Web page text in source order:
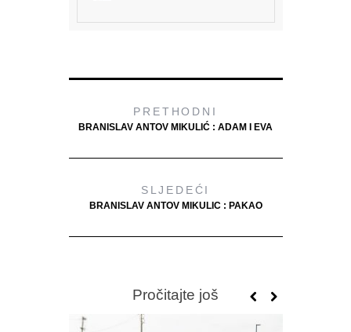
PRETHODNI
BRANISLAV ANTOV MIKULIĆ : ADAM I EVA
SLJEDEĆI
BRANISLAV ANTOV MIKULIC : PAKAO
Pročitajte još